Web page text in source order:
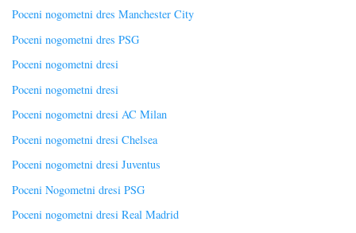
Poceni nogometni dres Manchester City
Poceni nogometni dres PSG
Poceni nogometni dresi
Poceni nogometni dresi
Poceni nogometni dresi AC Milan
Poceni nogometni dresi Chelsea
Poceni nogometni dresi Juventus
Poceni Nogometni dresi PSG
Poceni nogometni dresi Real Madrid